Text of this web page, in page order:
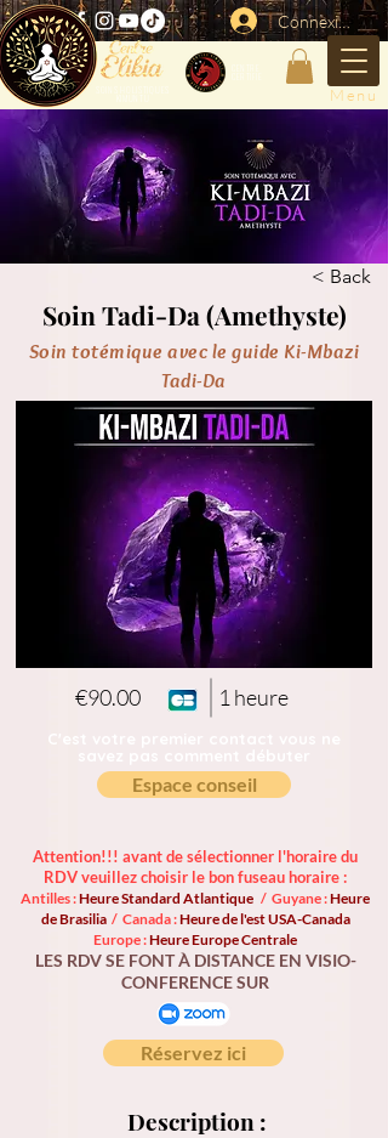
Connexion
Menu
Soin Tadi-Da (Amethyste)
< Back
Soin totémique avec le guide Ki-Mbazi
Tadi-Da
€90.00 1 heure
Espace conseil
Attention!!! avant de sélectionner l'horaire du
RDV veuillez choisir le bon fuseau horaire :
Antilles :Heure Standard Atlantique / Guyane :Heure
de Brasilia / Canada :Heure de l'est USA-Canada
Europe :Heure Europe Centrale
LES RDV SE FONT À DISTANCE EN VISIO-
CONFERENCE SUR
Réservez ici
Description :